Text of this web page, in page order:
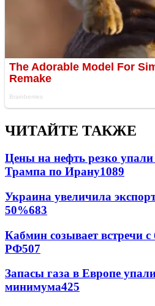
ЧИТАЙТЕ ТАКЖЕ
Цены на нефть резко упали
Трампа по Ирану1089
Украина увеличила
50%683
Кабмин созывает встречи с
РФ507
Запасы газа в Европе
минимума425